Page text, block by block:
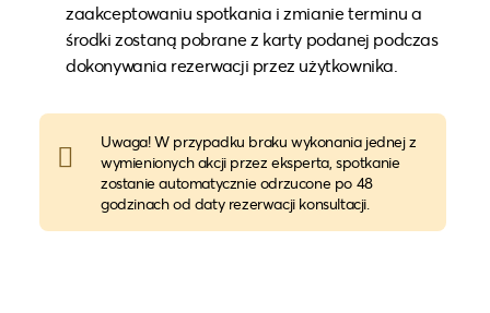
zaakceptowaniu spotkania i zmianie terminu a
środki zostaną pobrane z karty podanej podczas
dokonywania rezerwacji przez użytkownika.
Uwaga! W przypadku braku wykonania jednej z
wymienionych akcji przez eksperta, spotkanie
zostanie automatycznie odrzucone po 48
godzinach od daty rezerwacji konsultacji.